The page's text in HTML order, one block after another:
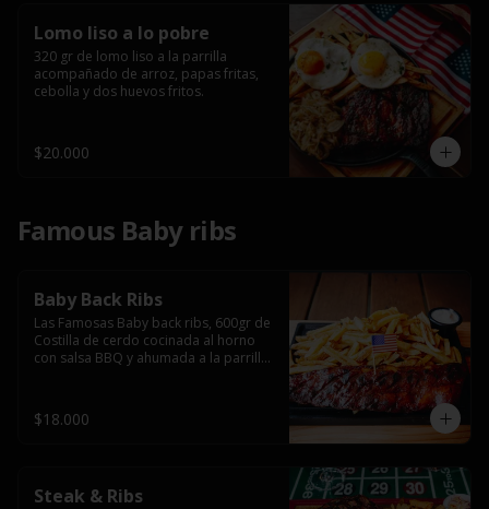
Lomo liso a lo pobre
320 gr de lomo liso a la parrilla
acompañado de arroz, papas fritas,
cebolla y dos huevos fritos.
$20.000
Famous Baby ribs
Baby Back Ribs
Las Famosas Baby back ribs, 600gr de
Costilla de cerdo cocinada al horno
con salsa BBQ y ahumada a la parrilla
$18.000
Steak & Ribs